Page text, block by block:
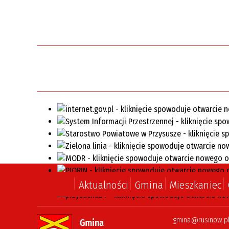
Aktualności Gmina Mieszkaniec
gmina@rusinow.pl